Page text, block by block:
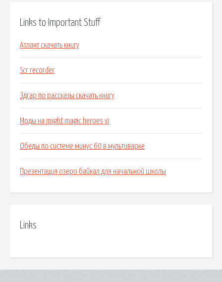
Links to Important Stuff
Атлант скачать книгу
Scr recorder
Эдгар по рассказы скачать книгу
Моды на might magic heroes vi
Обеды по системе минус 60 в мультиварке
Презентация озеро байкал для начальной школы
Links